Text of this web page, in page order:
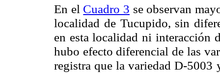
En el Cuadro 3 se observan
localidad de Tucupido, sin
en esta localidad ni interacción
hubo efecto diferencial de las
registra que la variedad D-